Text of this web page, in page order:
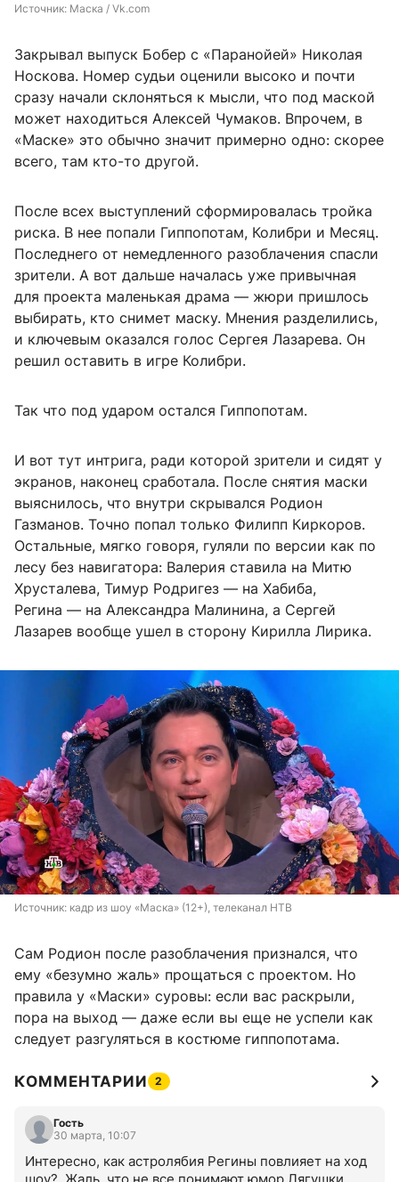
Источник: Маска / Vk.com
Закрывал выпуск Бобер с «Паранойей» Николая
Носкова. Номер судьи оценили высоко и почти
сразу начали склоняться к мысли, что под маской
может находиться Алексей Чумаков. Впрочем, в
«Маске» это обычно значит примерно одно: скорее
всего, там кто-то другой.
После всех выступлений сформировалась тройка
риска. В нее попали Гиппопотам, Колибри и Месяц.
Последнего от немедленного разоблачения спасли
зрители. А вот дальше началась уже привычная
для проекта маленькая драма — жюри пришлось
выбирать, кто снимет маску. Мнения разделились,
и ключевым оказался голос Сергея Лазарева. Он
решил оставить в игре Колибри.
Так что под ударом остался Гиппопотам.
И вот тут интрига, ради которой зрители и сидят у
экранов, наконец сработала. После снятия маски
выяснилось, что внутри скрывался Родион
Газманов. Точно попал только Филипп Киркоров.
Остальные, мягко говоря, гуляли по версии как по
лесу без навигатора: Валерия ставила на Митю
Хрусталева, Тимур Родригез — на Хабиба,
Регина — на Александра Малинина, а Сергей
Лазарев вообще ушел в сторону Кирилла Лирика.
Источник: кадр из шоу «Маска» (12+), телеканал НТВ
Сам Родион после разоблачения признался, что
ему «безумно жаль» прощаться с проектом. Но
правила у «Маски» суровы: если вас раскрыли,
пора на выход — даже если вы еще не успели как
следует разгуляться в костюме гиппопотама.
КОММЕНТАРИИ 2
Гость
30 марта, 10:07
Интересно, как астролябия Регины повлияет на ход